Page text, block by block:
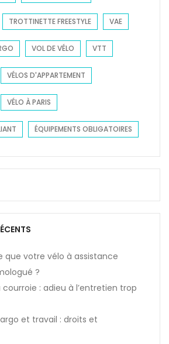
TROTTINETTE FREESTYLE VAE
VOL DE VÉLO VTT
VÉLOS D'APPARTEMENT
VÉLO À PARIS
ÉQUIPEMENTS OBLIGATOIRES
que votre vélo à assistance
?
courroie : adieu à l’entretien trop
et travail : droits et